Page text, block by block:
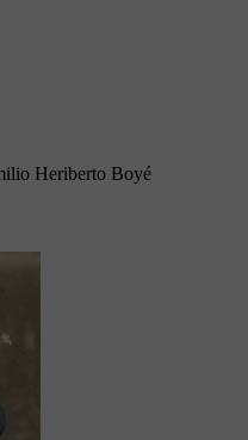
Heriberto Boyé